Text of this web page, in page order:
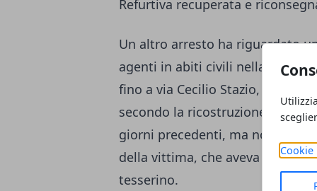
Cookie
Refurtiva recuperata e
Un altro arresto ha riguardato
agenti in abiti civili nella
fino a via Cecilio Stazio, dove
secondo la ricostruzione della
giorni precedenti, ma non era
della vittima, che aveva chiesto
tesserino.